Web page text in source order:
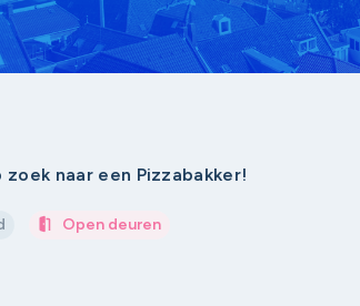
naar een Pizzabakker!
Open deuren